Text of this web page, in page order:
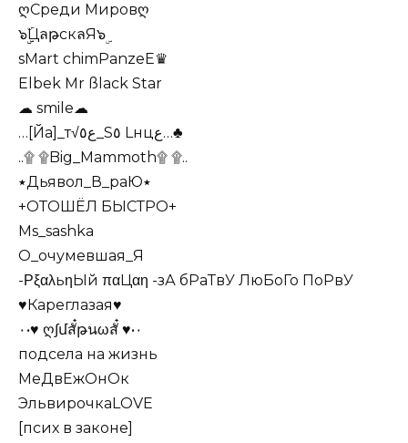
ღСреди Мировღ
๖ۣۣۜЦลթскลЯ๖ۣ
sMart chimPanzeE♛
Elbek Mr ßlack Star
☁ smile☁
…[Йa]_т√ﻉ٥_S٥ Lнцﻉ…♣
..۩ ۩Big_Mammoth۩ ۩..
٭Дьявол_В_раЮ٭
+ОТОШЁЛ БЫСТРО+
Ms_sashka
О_очумевшая_Я
-ΡξαλьηЫй παЦαη -зА бРаТвУ ЛюБоГо ПоРвУ
♥Кареглазая♥
٠•♥ ღ∫մสั๋թนωสั๋ ♥•٠
подсела на жизнь
МеДвЕжОнОк
ЭльвирочкаLOVE
[псих в законе]